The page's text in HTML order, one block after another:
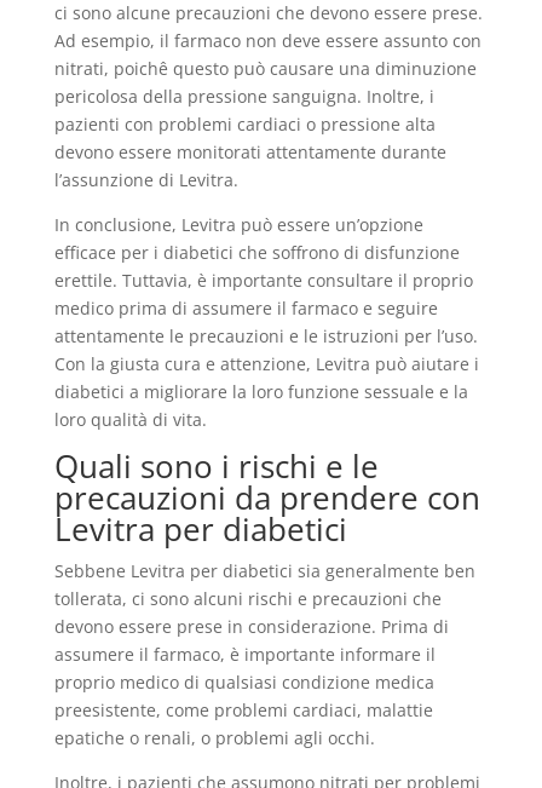
ci sono alcune precauzioni che devono essere prese.
Ad esempio, il farmaco non deve essere assunto con
nitrati, poichê questo può causare una diminuzione
pericolosa della pressione sanguigna. Inoltre, i
pazienti con problemi cardiaci o pressione alta
devono essere monitorati attentamente durante
l’assunzione di Levitra.
In conclusione, Levitra può essere un’opzione
efficace per i diabetici che soffrono di disfunzione
erettile. Tuttavia, è importante consultare il proprio
medico prima di assumere il farmaco e seguire
attentamente le precauzioni e le istruzioni per l’uso.
Con la giusta cura e attenzione, Levitra può aiutare i
diabetici a migliorare la loro funzione sessuale e la
loro qualità di vita.
Quali sono i rischi e le
precauzioni da prendere con
Levitra per diabetici
Sebbene Levitra per diabetici sia generalmente ben
tollerata, ci sono alcuni rischi e precauzioni che
devono essere prese in considerazione. Prima di
assumere il farmaco, è importante informare il
proprio medico di qualsiasi condizione medica
preesistente, come problemi cardiaci, malattie
epatiche o renali, o problemi agli occhi.
Inoltre, i pazienti che assumono nitrati per problemi